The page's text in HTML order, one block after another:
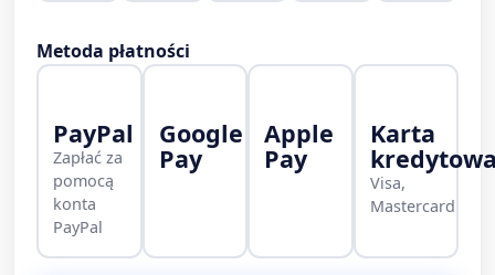
Metoda płatności
PayPal
Zapłać za
pomocą
konta
PayPal
Google
Pay
Apple
Pay
Karta
Visa,
Mastercard